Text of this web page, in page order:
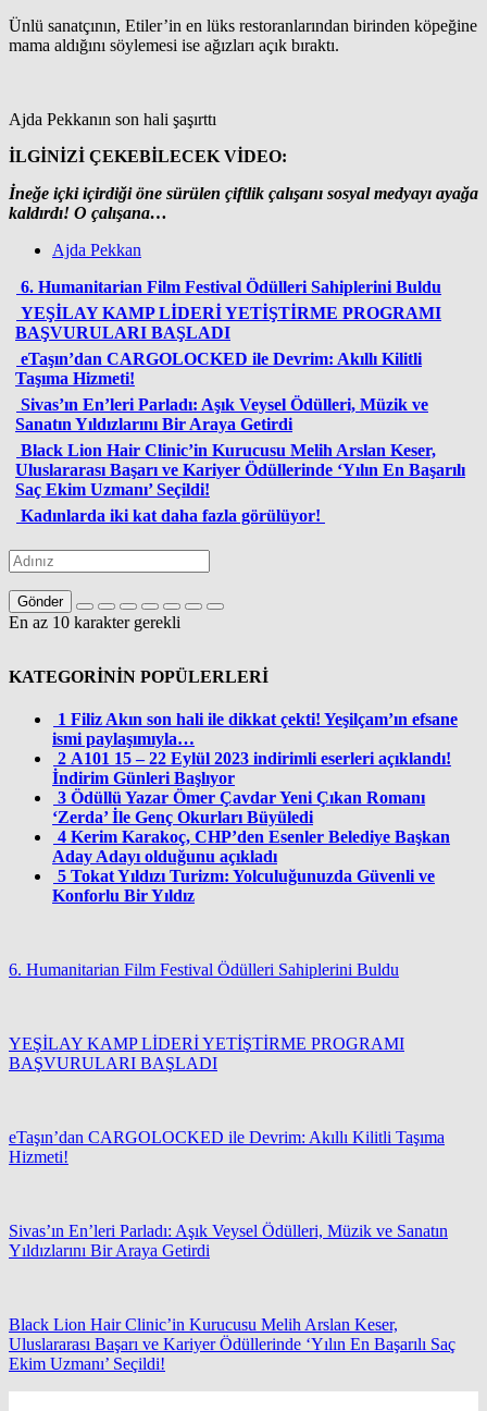
Ünlü sanatçının, Etiler’in en lüks restoranlarından birinden köpeğine
mama aldığını söylemesi ise ağızları açık bıraktı.
Ajda Pekkanın son hali şaşırttı
İLGİNİZİ ÇEKEBİLECEK VİDEO:
İneğe içki içirdiği öne sürülen çiftlik çalışanı sosyal medyayı ayağa
kaldırdı! O çalışana…
Ajda Pekkan
6. Humanitarian Film Festival Ödülleri Sahiplerini Buldu
YEŞİLAY KAMP LİDERİ YETİŞTİRME PROGRAMI
BAŞVURULARI BAŞLADI
eTaşın’dan CARGOLOCKED ile Devrim: Akıllı Kilitli
Taşıma Hizmeti!
Sivas’ın En’leri Parladı: Aşık Veysel Ödülleri, Müzik ve
Sanatın Yıldızlarını Bir Araya Getirdi
Black Lion Hair Clinic’in Kurucusu Melih Arslan Keser,
Uluslararası Başarı ve Kariyer Ödüllerinde ‘Yılın En Başarılı
Saç Ekim Uzmanı’ Seçildi!
Kadınlarda iki kat daha fazla görülüyor!
Gönder
En az 10 karakter gerekli
KATEGORİNİN POPÜLERLERİ
1 Filiz Akın son hali ile dikkat çekti! Yeşilçam’ın efsane
ismi paylaşımıyla…
2 A101 15 – 22 Eylül 2023 indirimli eserleri açıklandı!
İndirim Günleri Başlıyor
3 Ödüllü Yazar Ömer Çavdar Yeni Çıkan Romanı
‘Zerda’ İle Genç Okurları Büyüledi
4 Kerim Karakoç, CHP’den Esenler Belediye Başkan
Aday Adayı olduğunu açıkladı
5 Tokat Yıldızı Turizm: Yolculuğunuzda Güvenli ve
Konforlu Bir Yıldız
6. Humanitarian Film Festival Ödülleri Sahiplerini Buldu
YEŞİLAY KAMP LİDERİ YETİŞTİRME PROGRAMI
BAŞVURULARI BAŞLADI
eTaşın’dan CARGOLOCKED ile Devrim: Akıllı Kilitli Taşıma
Hizmeti!
Sivas’ın En’leri Parladı: Aşık Veysel Ödülleri, Müzik ve Sanatın
Yıldızlarını Bir Araya Getirdi
Black Lion Hair Clinic’in Kurucusu Melih Arslan Keser,
Uluslararası Başarı ve Kariyer Ödüllerinde ‘Yılın En Başarılı Saç
Ekim Uzmanı’ Seçildi!